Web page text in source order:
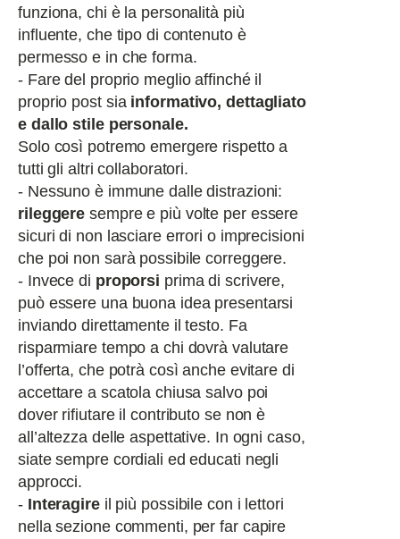
funziona, chi è la personalità più
influente, che tipo di contenuto è
permesso e in che forma.
- Fare del proprio meglio affinché il
proprio post sia informativo, dettagliato
e dallo stile personale.
Solo così potremo emergere rispetto a
tutti gli altri collaboratori.
- Nessuno è immune dalle distrazioni:
rileggere sempre e più volte per essere
sicuri di non lasciare errori o imprecisioni
che poi non sarà possibile correggere.
- Invece di proporsi prima di scrivere,
può essere una buona idea presentarsi
inviando direttamente il testo. Fa
risparmiare tempo a chi dovrà valutare
l’offerta, che potrà così anche evitare di
accettare a scatola chiusa salvo poi
dover rifiutare il contributo se non è
all’altezza delle aspettative. In ogni caso,
siate sempre cordiali ed educati negli
approcci.
-Interagireil più possibile con i lettori
nella sezione commenti, per far capire